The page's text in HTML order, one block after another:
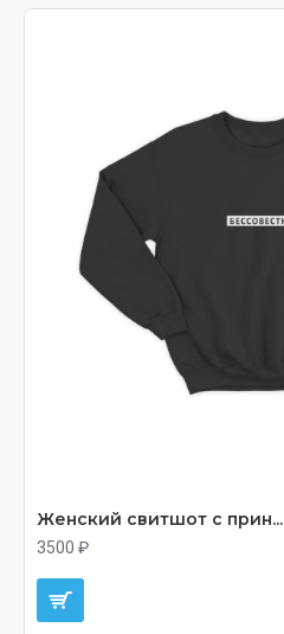
Женский свитшот с прин...
3500 ₽